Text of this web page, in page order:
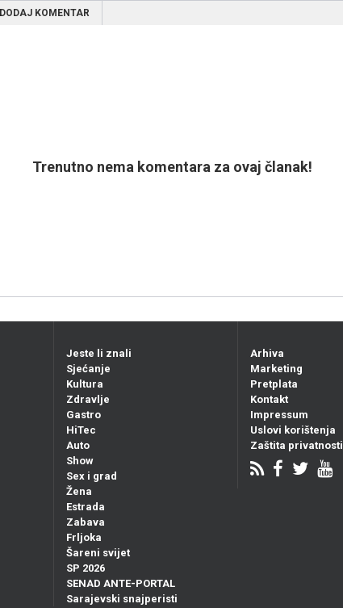
DODAJ KOMENTAR
Trenutno nema komentara za ovaj članak!
Jeste li znali
Sjećanje
Kultura
Zdravlje
Gastro
HiTec
Auto
Show
Sex i grad
Žena
Estrada
Zabava
Frljoka
Šareni svijet
SP 2026
SENAD ANTE-PORTAL
Sarajevski snajperisti
Arhiva
Marketing
Pretplata
Kontakt
Impressum
Uslovi korištenja
Zaštita privatnosti